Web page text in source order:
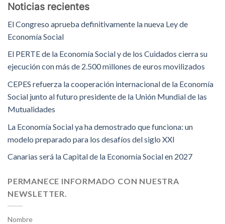
Noticias recientes
El Congreso aprueba definitivamente la nueva Ley de
Economía Social
El PERTE de la Economía Social y de los Cuidados cierra su
ejecución con más de 2.500 millones de euros movilizados
CEPES refuerza la cooperación internacional de la Economía
Social junto al futuro presidente de la Unión Mundial de las
Mutualidades
La Economía Social ya ha demostrado que funciona: un
modelo preparado para los desafíos del siglo XXI
Canarias será la Capital de la Economía Social en 2027
PERMANECE INFORMADO CON NUESTRA
NEWSLETTER.
Nombre